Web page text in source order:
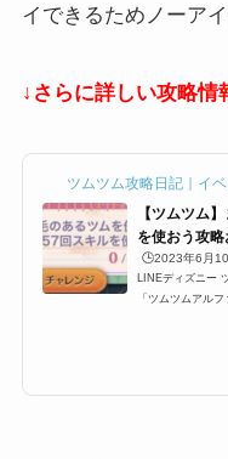
イできるためノーア
↓さらに詳しい攻略情
ツムツム攻略日記｜イ
【ツムツム
を使おう攻
ント】
🕒️2023年6月
LINEディズニー
「ツムツムアル